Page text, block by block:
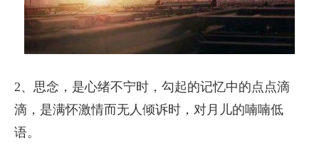
2、思念，是心绪不宁时，勾起的记忆中的点点滴
滴，是满怀激情而无人倾诉时，对月儿的喃喃低
语。